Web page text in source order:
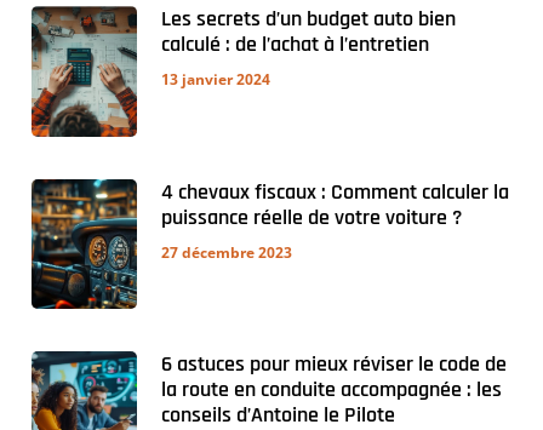
Les secrets d’un budget auto bien
calculé : de l’achat à l’entretien
13 janvier 2024
4 chevaux fiscaux : Comment calculer la
puissance réelle de votre voiture ?
27 décembre 2023
6 astuces pour mieux réviser le code de
la route en conduite accompagnée : les
conseils d’Antoine le Pilote